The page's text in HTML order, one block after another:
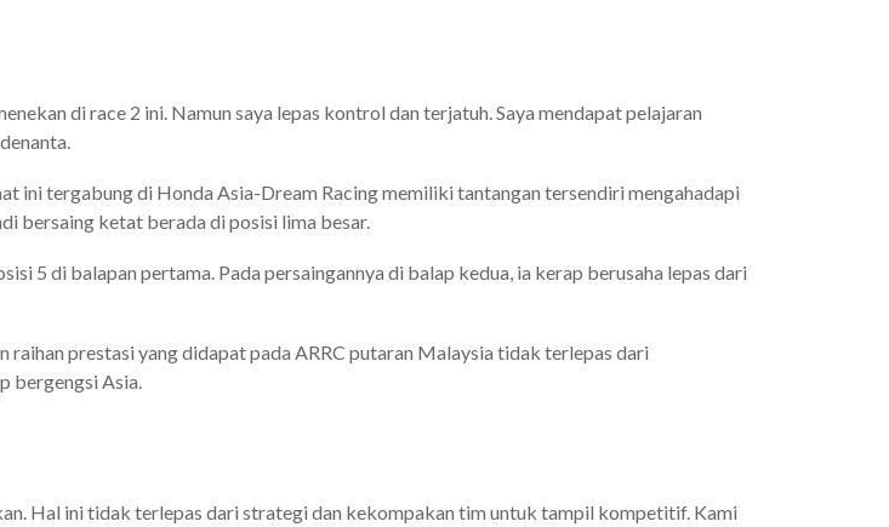
di race 2 ini. Namun saya lepas kontrol dan terjatuh. Saya mendapat pelajaran
ini tergabung di Honda Asia-Dream Racing memiliki tantangan tersendiri mengahadapi
bersaing ketat berada di posisi lima besar.
5 di balapan pertama. Pada persaingannya di balap kedua, ia kerap berusaha lepas dari
prestasi yang didapat pada ARRC putaran Malaysia tidak terlepas dari
bergengsi Asia.
Hal ini tidak terlepas dari strategi dan kekompakan tim untuk tampil kompetitif. Kami